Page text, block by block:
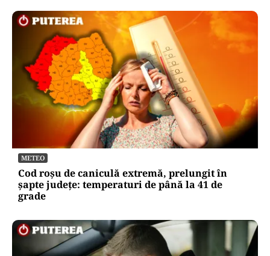
METEO
Cod roșu de caniculă extremă, prelungit în
șapte județe: temperaturi de până la 41 de
grade